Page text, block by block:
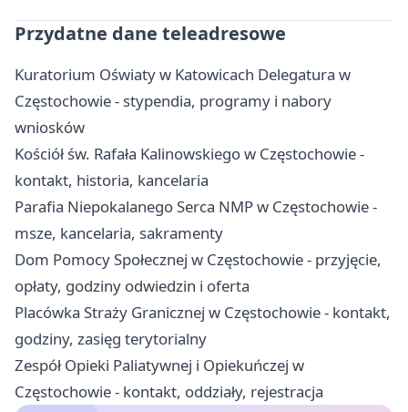
Przydatne dane teleadresowe
Kuratorium Oświaty w Katowicach Delegatura w
Częstochowie - stypendia, programy i nabory
wniosków
Kościół św. Rafała Kalinowskiego w Częstochowie -
kontakt, historia, kancelaria
Parafia Niepokalanego Serca NMP w Częstochowie -
msze, kancelaria, sakramenty
Dom Pomocy Społecznej w Częstochowie - przyjęcie,
opłaty, godziny odwiedzin i oferta
Placówka Straży Granicznej w Częstochowie - kontakt,
godziny, zasięg terytorialny
Zespół Opieki Paliatywnej i Opiekuńczej w
Częstochowie - kontakt, oddziały, rejestracja